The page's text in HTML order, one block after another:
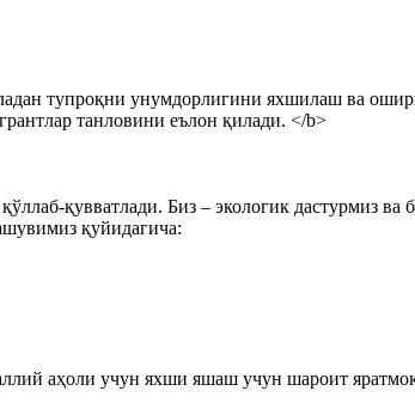
тупроқни унумдорлигини яхшилаш ва
танловини еълон қилади. </b>
қувватлади. Биз – экологик дастурмиз ва
қуйидагича:
аҳоли учун яхши яшаш учун шароит